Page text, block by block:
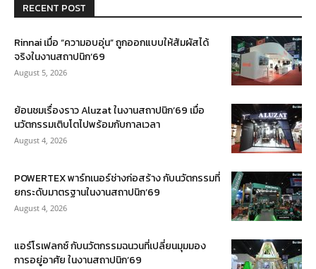
RECENT POST
Rinnai เมื่อ “ความอบอุ่น” ถูกออกแบบให้สัมผัสได้
จริงในงานสถาปนิก’69
August 5, 2026
ย้อนชมเรื่องราว Aluzat ในงานสถาปนิก’69 เมื่อ
นวัตกรรมเติบโตไปพร้อมกับกาลเวลา
August 4, 2026
POWERTEX พาร์ทเนอร์ช่างก่อสร้าง กับนวัตกรรมที่
ยกระดับมาตรฐานในงานสถาปนิก’69
August 4, 2026
แอร์โรเฟลกซ์ กับนวัตกรรมฉนวนที่เปลี่ยนมุมมอง
การอยู่อาศัย ในงานสถาปนิก’69